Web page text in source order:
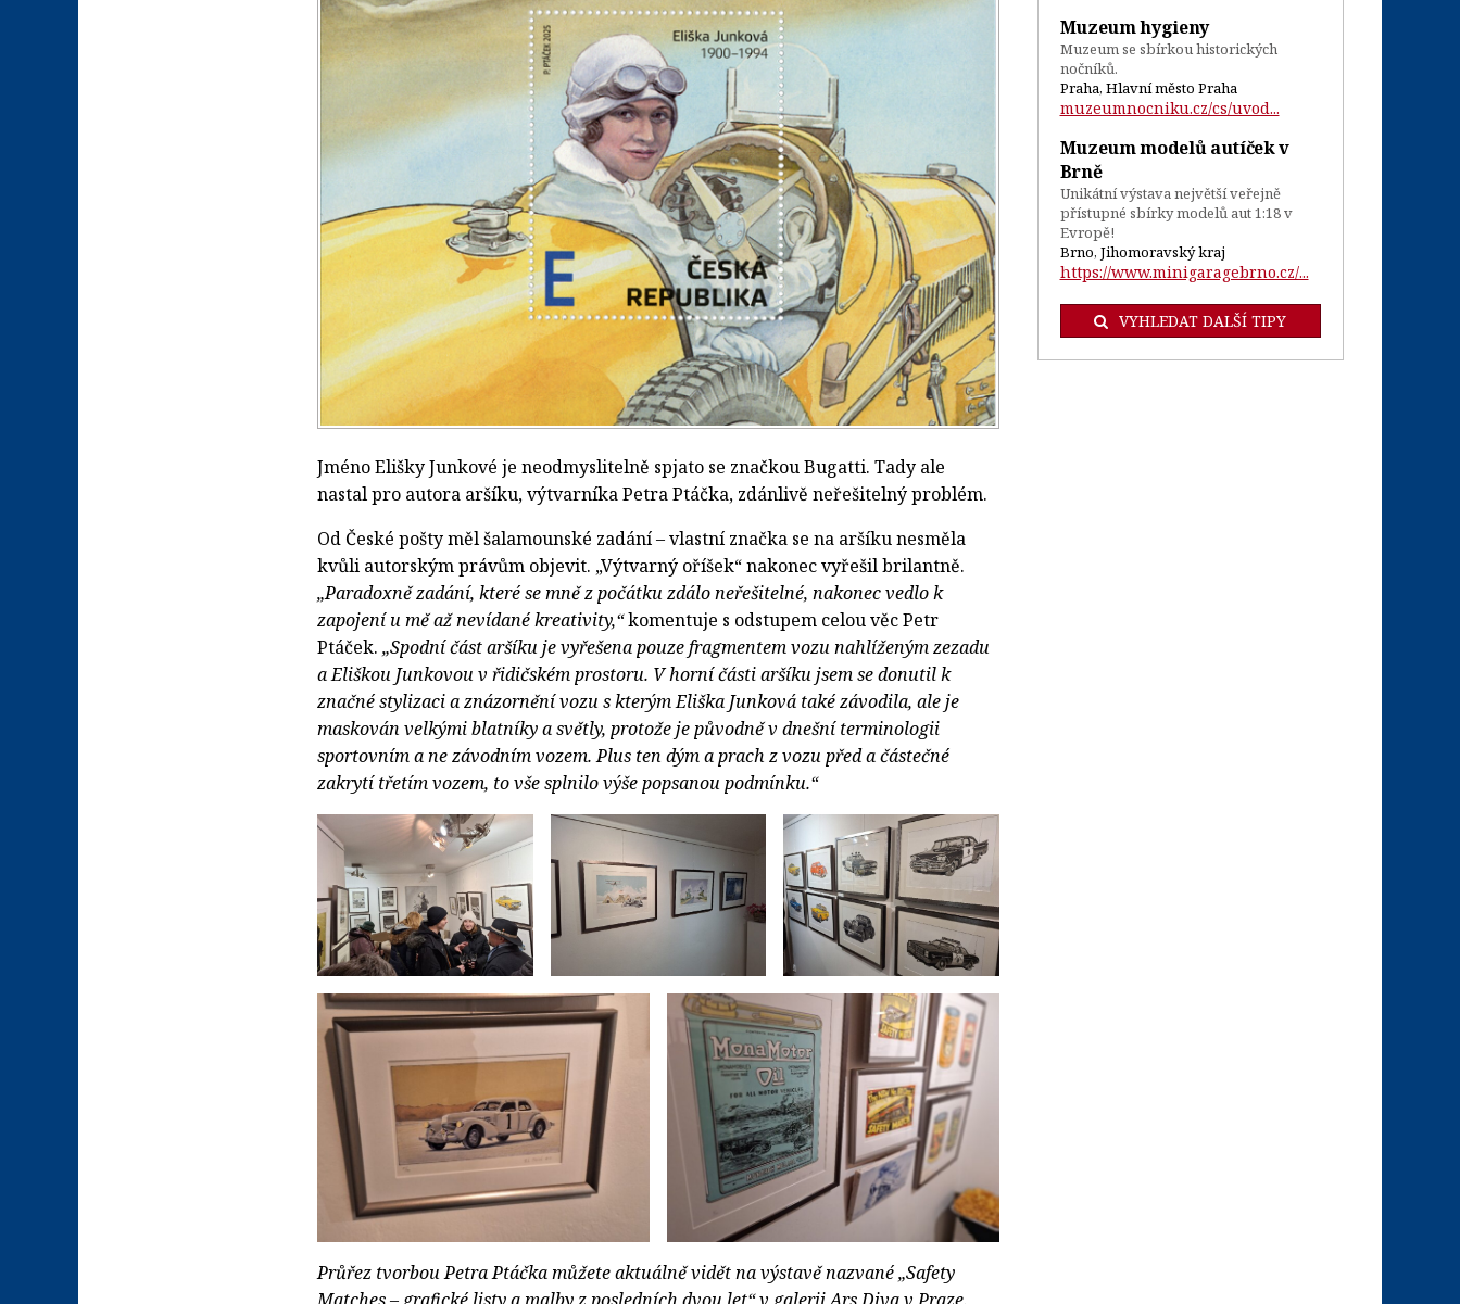
Jméno Elišky Junkové je neodmyslitelně spjato se značkou Bugatti. Tady ale
nastal pro autora aršíku, výtvarníka Petra Ptáčka, zdánlivě neřešitelný problém.
Od České pošty měl šalamounské zadání – vlastní značka se na aršíku nesměla
kvůli autorským právům objevit. „Výtvarný oříšek“ nakonec vyřešil brilantně.
„Paradoxně zadání, které se mně z počátku zdálo neřešitelné, nakonec vedlo k
zapojení u mě až nevídané kreativity,“komentuje s odstupem celou věc Petr
Ptáček. „Spodní část aršíku je vyřešena pouze fragmentem vozu nahlíženým zezadu
a Eliškou Junkovou v řidičském prostoru. V horní části aršíku jsem se donutil k
značné stylizaci a znázornění vozu s kterým Eliška Junková také závodila, ale je
maskován velkými blatníky a světly, protože je původně v dnešní terminologii
sportovním a ne závodním vozem. Plus ten dým a prach z vozu před a částečné
zakrytí třetím vozem, to vše splnilo výše popsanou podmínku.“
Průřez tvorbou Petra Ptáčka můžete aktuálně vidět na výstavě nazvané „Safety
Muzeum hygieny
Muzeum se sbírkou historických
nočníků.
Praha, Hlavní město Praha
muzeumnocniku.cz/cs/uvod...
Muzeum modelů autíček v
Brně
Unikátní výstava největší veřejně
přístupné sbírky modelů aut 1:18 v
Evropě!
Brno, Jihomoravský kraj
https://www.minigaragebrno.cz/...
VYHLEDAT DALŠÍ TIPY